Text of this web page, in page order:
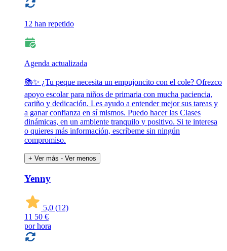
12 han repetido
Agenda actualizada
📚✨ ¿Tu peque necesita un empujoncito con el cole? Ofrezco
apoyo escolar para niños de primaria con mucha paciencia,
cariño y dedicación. Les ayudo a entender mejor sus tareas y
a ganar confianza en sí mismos. Puedo hacer las Clases
dinámicas, en un ambiente tranquilo y positivo. Si te interesa
o quieres más información, escríbeme sin ningún
compromiso.
+ Ver más - Ver menos
Yenny
5,0 (12)
11 50 €
por hora